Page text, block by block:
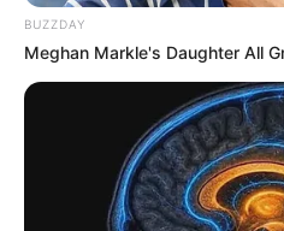
CARGAR
TEMAS DESTACADOS
BUZZDAY
Meghan Markle's Daughter All